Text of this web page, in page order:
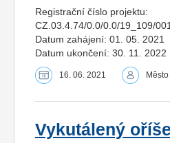
Registrační číslo projektu:
CZ.03.4.74/0.0/0.0/19_109/
Datum zahájení: 01. 05. 2021
Datum ukončení: 30. 11. 2022
16. 06. 2021
Vykutálený